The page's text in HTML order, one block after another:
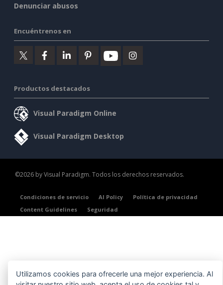
Denunciar abusos
Encuéntrenos en
Productos destacados
Visual Paradigm Online
Visual Paradigm Desktop
©2026 by Visual Paradigm. Todos los derechos reservados.
Condiciones de servicio AI Policy
Política de privacidad
Content Guidelines
Seguridad
Utilizamos cookies para ofrecerle una mejor experiencia. Al